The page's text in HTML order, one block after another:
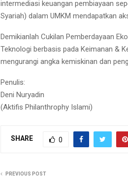
intermediasi keuangan pembiayaan
Syariah) dalam UMKM mendapatkan
Demikianlah Cukilan Pemberdayaan
Teknologi berbasis pada Keimanan &
mengurangi angka kemiskinan dan
Penulis:
Deni Nuryadin
(Aktifis Philanthrophy Islami)
SHARE 0
PREVIOUS POST